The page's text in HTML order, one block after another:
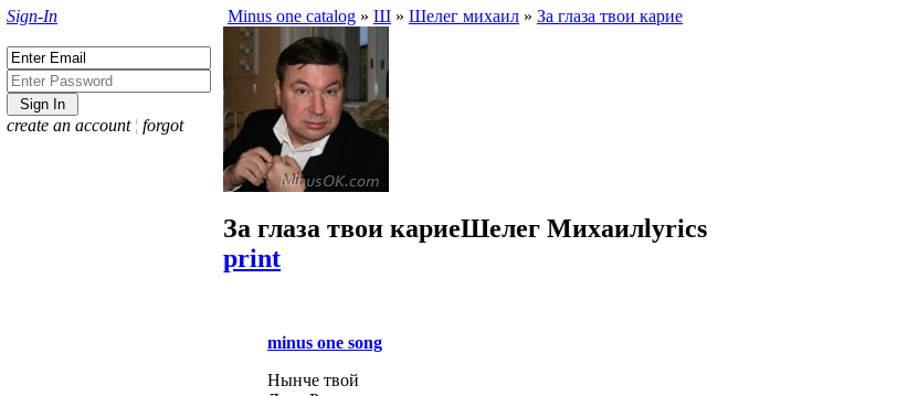
Sign-In
create an account ¦ forgot
Minus one catalog » Ш » Шелег михаил » За глаза твои карие
За глаза твои кариеШелег Михаилlyrics
print
minus one song
Нынче твой